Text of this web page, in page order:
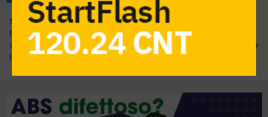
Salve a tutti e buona domenica volevo chiedere a tutti visto che
ho dei clienti che mi hanno chiesto di rimappare le centraline
volevo sapere se qualcuno di voi le fa......ho la possibilita di fornire
la mappa ori grazie in anticipo